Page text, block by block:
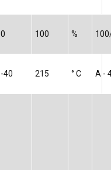
0 100 %
-40 215 ° C A -